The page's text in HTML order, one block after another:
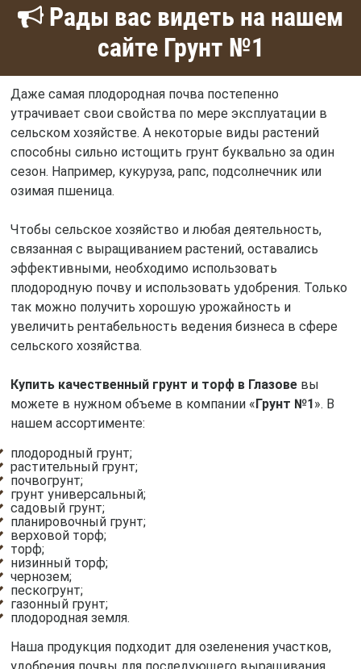
Рады вас видеть на нашем
сайте Грунт №1
Даже самая плодородная почва постепенно
утрачивает свои свойства по мере эксплуатации в
сельском хозяйстве. А некоторые виды растений
способны сильно истощить грунт буквально за один
сезон. Например, кукуруза, рапс, подсолнечник или
озимая пшеница.
Чтобы сельское хозяйство и любая деятельность,
связанная с выращиванием растений, оставались
эффективными, необходимо использовать
плодородную почву и использовать удобрения. Только
так можно получить хорошую урожайность и
увеличить рентабельность ведения бизнеса в сфере
сельского хозяйства.
Купить качественный грунт и торф в Глазовевы
можете в нужном объеме в компании «Грунт №1». В
нашем ассортименте:
плодородный грунт;
растительный грунт;
почвогрунт;
грунт универсальный;
садовый грунт;
планировочный грунт;
верховой торф;
торф;
низинный торф;
чернозем;
пескогрунт;
газонный грунт;
плодородная земля.
Наша продукция подходит для озеленения участков,